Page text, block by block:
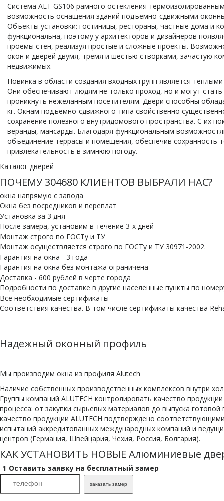
Система ALT GS106 рамного остекления
возможность оснащения зданий подъемно-сдвижными
Объекты установки: гостиницы, рестораны, частные дома и
функциональна, поэтому у архитекторов и дизайнеров
проемы стен, реализуя простые и сложные проекты.
окон и дверей двумя, тремя и шестью створками, зачастую
недвижимых.
Новинка в области создания входных групп является
Они обеспечивают людям не только проход, но и могут
проникнуть нежеланным посетителям. Двери способны
кг. Окнам подъемно-сдвижного типа свойственно
сохранение полезного внутридомового пространства. С их
веранды, мансарды. Благодаря функциональным
объединение террасы и помещения, обеспечив сохранность
привлекательность в зимнюю погоду.
Каталог дверей
ПОЧЕМУ304680 КЛИЕНТОВ ВЫБРАЛИ НАС?
окна напрямую с завода
Окна без посредников и переплат
Установка за 3 дня
После замера, установим в течение 3-х дней
Монтаж строго по ГОСТу и ТУ
Монтаж осуществляется строго по ГОСТу и ТУ 30971-2002.
Гарантия на окна - 3 года
Гарантия на окна без монтажа ограничена
Доставка - 600 рублей в черте города
Подробности по доставке в другие населенные пункты по
Все необходимые сертификаты
Cоответствия качества. В том числе сертификаты качества
Надежный оконный профиль
Мы производим окна из профиля Alutech
Наличие собственных производственных комплексов внутри
Группы компаний ALUTECH контролировать качество
процесса: от закупки сырьевых материалов до выпуска
качество продукции ALUTECH подтверждено
испытаний аккредитованных международных компаний и
центров (Германия, Швейцария, Чехия, Россия, Болгария).
КАК УСТАНОВИТЬ НОВЫЕ Алюминиевые
1 Оставить заявку на бесплатный замер
заказать замер